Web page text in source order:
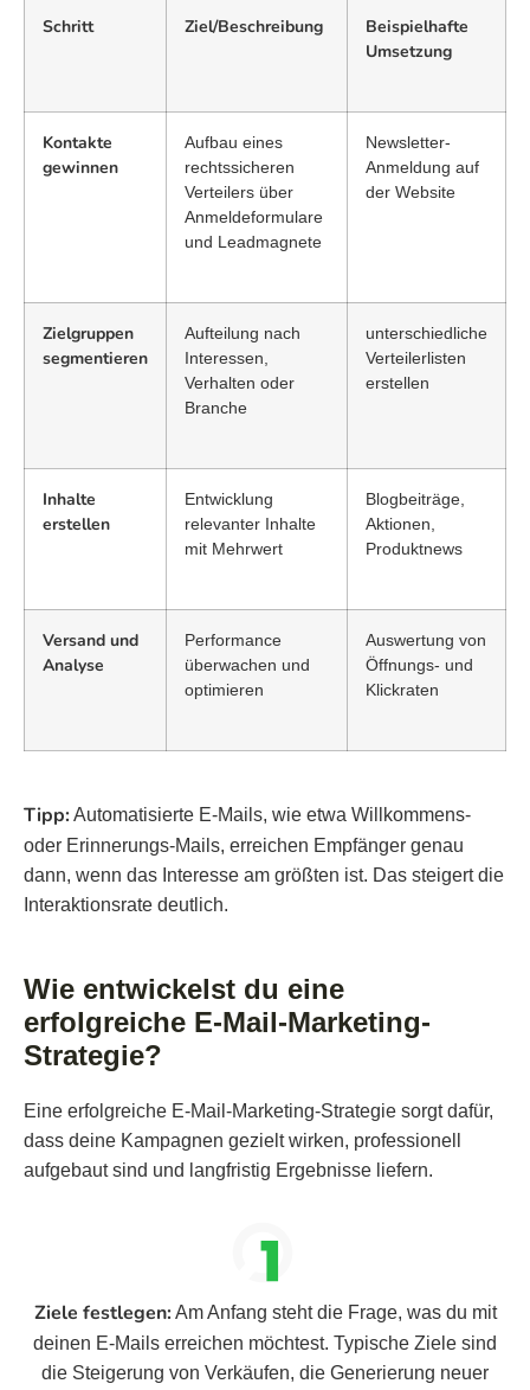
Schritt Ziel/Beschreibung
Beispielhafte
Umsetzung
Kontakte
gewinnen
Aufbau eines
rechtssicheren
Verteilers über
Anmeldeformulare
und Leadmagnete
Newsletter-
Anmeldung auf
der Website
Zielgruppen
segmentieren
Aufteilung nach
Interessen,
Verhalten oder
Branche
unterschiedliche
Verteilerlisten
erstellen
Inhalte
erstellen
Entwicklung
relevanter Inhalte
mit Mehrwert
Blogbeiträge,
Aktionen,
Produktnews
Versand und
Analyse
Performance
überwachen und
optimieren
Auswertung von
Öffnungs- und
Klickraten
Tipp:Automatisierte E-Mails, wie etwa Willkommens-
oder Erinnerungs-Mails, erreichen Empfänger genau
dann, wenn das Interesse am größten ist. Das steigert die
Interaktionsrate deutlich.
Wie entwickelst du eine
erfolgreiche E-Mail-Marketing-
Strategie?
Eine erfolgreiche E-Mail-Marketing-Strategie sorgt dafür,
dass deine Kampagnen gezielt wirken, professionell
aufgebaut sind und langfristig Ergebnisse liefern.
Ziele festlegen:Am Anfang steht die Frage, was du mit
deinen E-Mails erreichen möchtest. Typische Ziele sind
die Steigerung von Verkäufen, die Generierung neuer